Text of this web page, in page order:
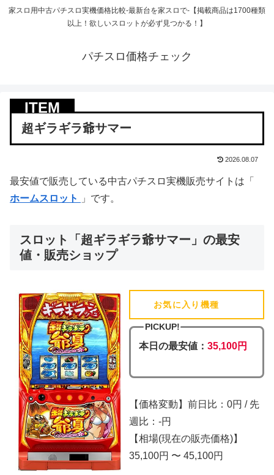
家スロ用中古パチスロ実機価格比較-最新台を家スロで-【掲載商品は1700種類
以上！欲しいスロットが必ず見つかる！】
パチスロ価格チェック
超ギラギラ爺サマー
2026.08.07
最安値で販売している中古パチスロ実機販売サイトは「
ホームスロット
」です。
スロット「超ギラギラ爺サマー」の最安
値・販売ショップ
お気に入り機種
PICKUP!
本日の最安値：35,100円
【価格変動】前日比：0円 / 先
週比：-円
【相場(現在の販売価格)】
35,100円 〜 45,100円